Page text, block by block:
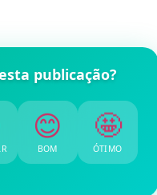
publicação?
😊
BOM
🤩
ÓTIMO